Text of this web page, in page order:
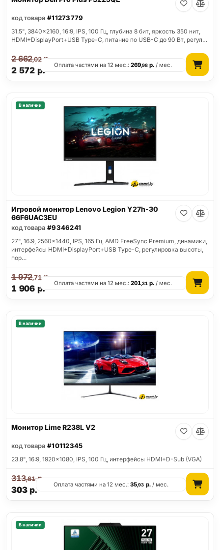
код товара #11273779
31.5", 3840x2160, 16:9, IPS, 100 Гц, глубина 8 бит, яркость 350 нит,
HDMI+DisplayPort+USB Type-C, питание по USB-C до 90 Вт, регул…
2 572 р.
2 662,02р.
Оплата частями на 12 мес.:269,98 р. / мес.
В наличии
Игровой монитор Lenovo Legion Y27h-30
66F6UAC3EU
код товара #9346241
27", 16:9, 2560x1440, IPS, 165 Гц, AMD FreeSync Premium, динамики,
интерфейсы HDMI+DisplayPort+USB Type-C, регулировка высоты,
пор…
1 906 р.
1 972,71р.
Оплата частями на 12 мес.:201,31 р. / мес.
В наличии
Монитор Lime R238L V2
код товара #10112345
23.8", 16:9, 1920x1080, IPS, 100 Гц, интерфейсы HDMI+D-Sub (VGA)
303р.
313,61р.
Оплата частями на 12 мес.:35,93 р./ мес.
В наличии